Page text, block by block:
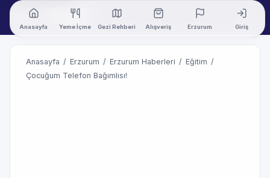
Anasayfa Yeme İçme Gezi Rehberi Alışveriş Erzurum Giriş
Anasayfa / Erzurum / Erzurum Haberleri / Eğitim /
Çocuğum Telefon Bağımlısı!